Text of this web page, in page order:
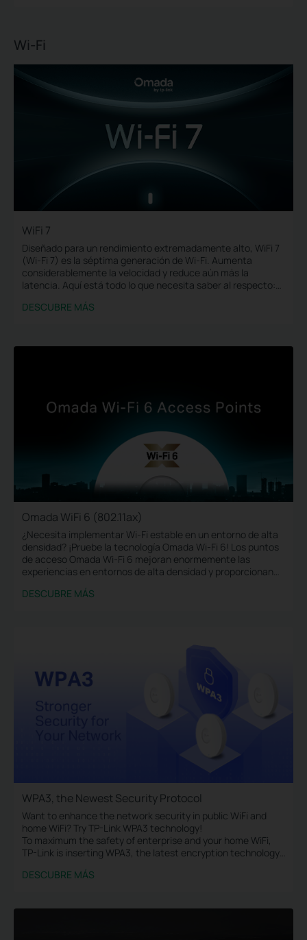
Wi-Fi
WiFi 7
Diseñado para un rendimiento extremadamente alto, WiFi 7
(Wi-Fi 7) es la séptima generación de Wi-Fi. Aumenta
considerablemente la velocidad y reduce aún más la
latencia. Aquí está todo lo que necesita saber al respecto:
qué contribuye.
DESCUBRE MÁS
Omada WiFi 6 (802.11ax)
¿Necesita implementar Wi-Fi estable en un entorno de alta
densidad? ¡Pruebe la tecnología Omada Wi-Fi 6! Los puntos
de acceso Omada Wi-Fi 6 mejoran enormemente las
experiencias en entornos de alta densidad y proporcionan
dispositivos.
DESCUBRE MÁS
WPA3, the Newest Security Protocol
Want to enhance the network security in public WiFi and
home WiFi? Try TP-Link WPA3 technology!
To maximum the safety of enterprise and your home WiFi,
TP-Link is inserting WPA3, the latest encryption technology,
and more devices.
DESCUBRE MÁS